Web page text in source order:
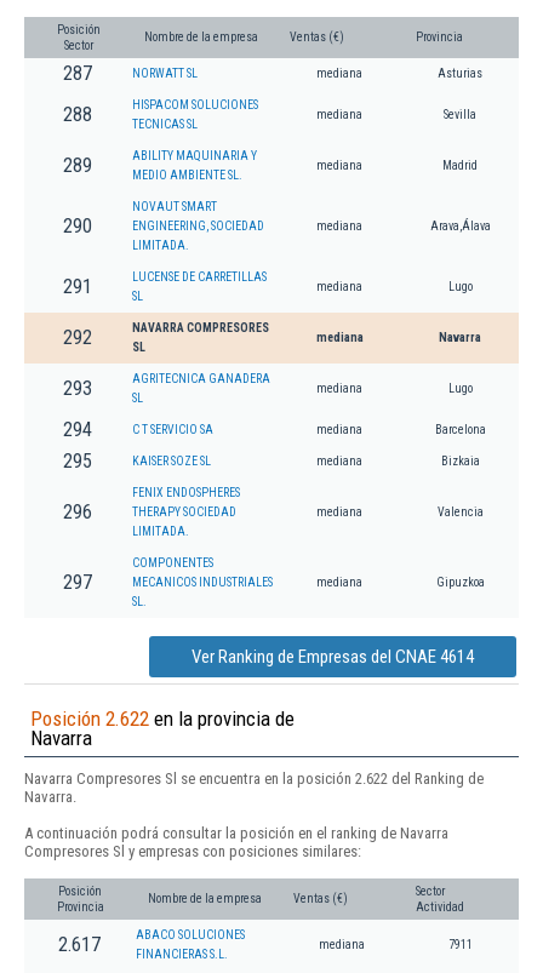
Posición
Sector
Nombre de la empresa Ventas (€) Provincia
287 NORWATT SL mediana Asturias
288
HISPACOM SOLUCIONES
TECNICAS SL
mediana Sevilla
289
ABILITY MAQUINARIA Y
MEDIO AMBIENTE SL.
mediana Madrid
290
NOVAUT SMART
ENGINEERING, SOCIEDAD
LIMITADA.
mediana Arava,Álava
291
LUCENSE DE CARRETILLAS
SL
mediana Lugo
292
NAVARRA COMPRESORES
SL
mediana Navarra
293
AGRITECNICA GANADERA
SL
mediana Lugo
294 C T SERVICIO SA mediana Barcelona
295 KAISER SOZE SL mediana Bizkaia
296
FENIX ENDOSPHERES
THERAPY SOCIEDAD
LIMITADA.
mediana Valencia
297
COMPONENTES
MECANICOS INDUSTRIALES
SL.
mediana Gipuzkoa
Ver Ranking de Empresas del CNAE 4614
Posición 2.622 en la provincia de
Navarra
Navarra Compresores Sl se encuentra en la posición 2.622 del Ranking de
Navarra.
A continuación podrá consultar la posición en el ranking de Navarra
Compresores Sl y empresas con posiciones similares:
Posición
Provincia
Nombre de la empresa Ventas (€)
Sector
Actividad
2.617
ABACO SOLUCIONES
FINANCIERAS S.L.
mediana 7911